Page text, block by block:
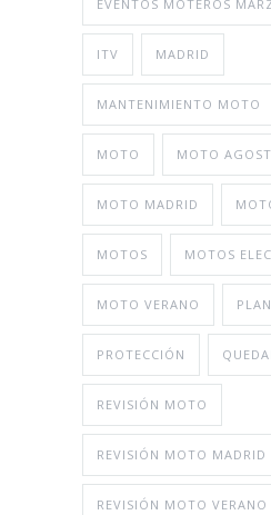
EVENTOS MOTEROS
ITV MADRID
MANTENIMIENTO MOTO
MOTO MOTO
MOTO MADRID
MOTOS MOTOS
MOTO VERANO
PROTECCIÓN
REVISIÓN MOTO
REVISIÓN MOTO MADRID
REVISIÓN MOTO VERANO